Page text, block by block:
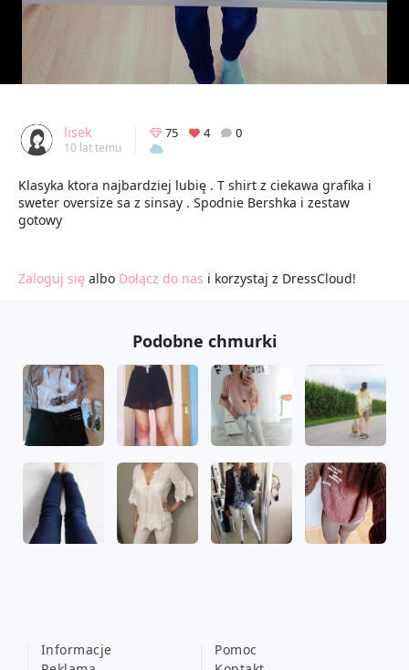
lisek
10 lat temu
75 4 0
Klasyka ktora najbardziej lubię . T shirt z ciekawa grafika i
sweter oversize sa z sinsay . Spodnie Bershka i zestaw
gotowy
Zaloguj się albo Dołącz do nas i korzystaj z DressCloud!
Podobne chmurki
Informacje
Pomoc